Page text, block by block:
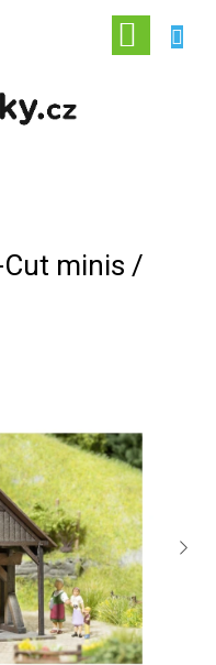
KOŠÍK
Cut minis /